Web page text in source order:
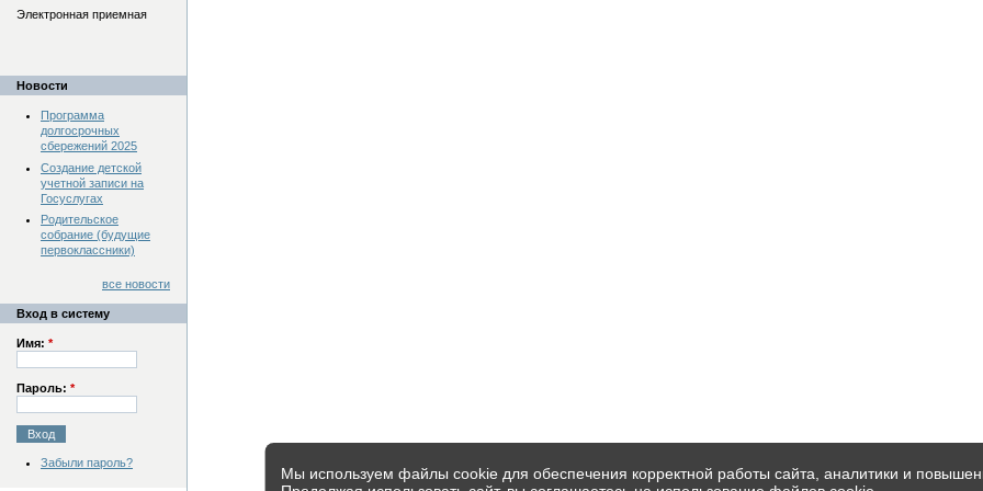
Электронная приемная
Новости
Программа
долгосрочных
сбережений 2025
Создание детской
учетной записи на
Госуслугах
Родительское
собрание (будущие
первоклассники)
все новости
Вход в систему
Имя: *
Пароль: *
Забыли пароль?
Мы используем файлы cookie для обеспечения корректной работы сайта, аналитики и